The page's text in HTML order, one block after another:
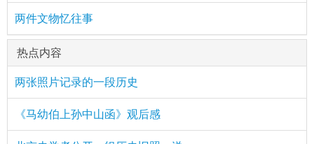
两件文物忆往事
热点内容
两张照片记录的一段历史
《马幼伯上孙中山函》观后感